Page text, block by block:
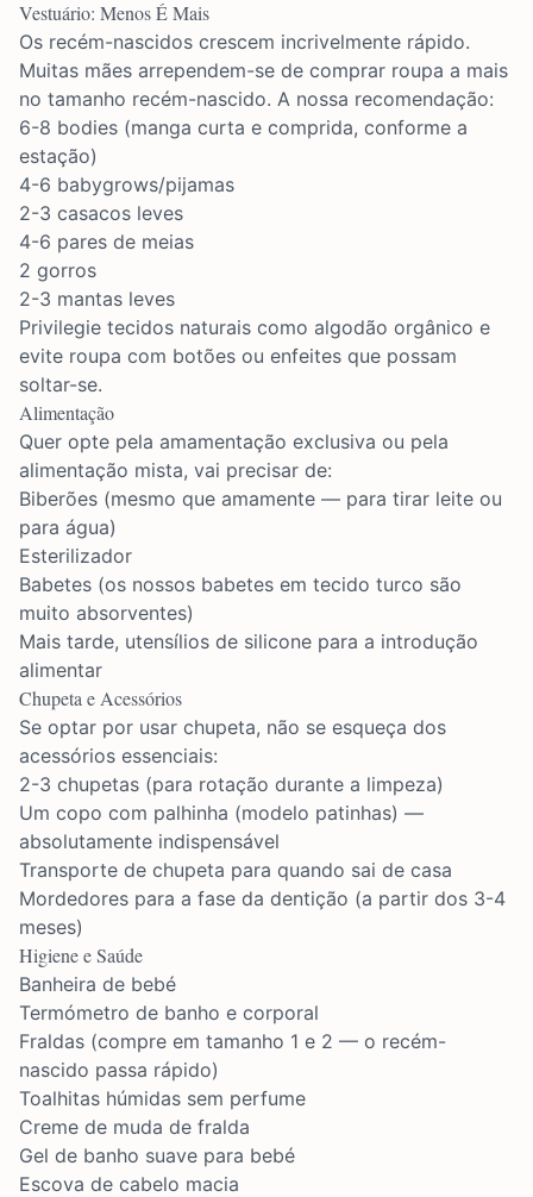
Vestuário: Menos É Mais
Os recém-nascidos crescem incrivelmente rápido.
Muitas mães arrependem-se de comprar roupa a mais
no tamanho recém-nascido. A nossa recomendação:
6-8 bodies (manga curta e comprida, conforme a
estação)
4-6 babygrows/pijamas
2-3 casacos leves
4-6 pares de meias
2 gorros
2-3 mantas leves
Privilegie tecidos naturais como algodão orgânico e
evite roupa com botões ou enfeites que possam
soltar-se.
Alimentação
Quer opte pela amamentação exclusiva ou pela
alimentação mista, vai precisar de:
Biberões (mesmo que amamente — para tirar leite ou
para água)
Esterilizador
Babetes (os nossos babetes em tecido turco são
muito absorventes)
Mais tarde, utensílios de silicone para a introdução
alimentar
Chupeta e Acessórios
Se optar por usar chupeta, não se esqueça dos
acessórios essenciais:
2-3 chupetas (para rotação durante a limpeza)
Um copo com palhinha (modelo patinhas) —
absolutamente indispensável
Transporte de chupeta para quando sai de casa
Mordedores para a fase da dentição (a partir dos 3-4
meses)
Higiene e Saúde
Banheira de bebé
Termómetro de banho e corporal
Fraldas (compre em tamanho 1 e 2 — o recém-
nascido passa rápido)
Toalhitas húmidas sem perfume
Creme de muda de fralda
Gel de banho suave para bebé
Escova de cabelo macia